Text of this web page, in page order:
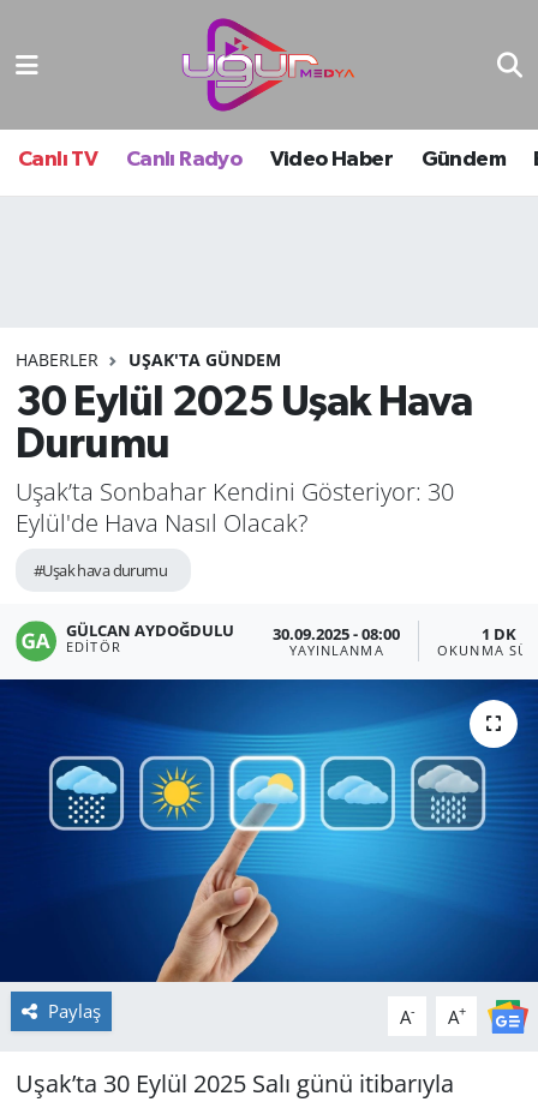
Canlı TV Canlı Radyo Video Haber Gündem
HABERLER UŞAK'TA GÜNDEM
30 Eylül 2025 Uşak Hava
Durumu
Uşak’ta Sonbahar Kendini Gösteriyor: 30
Eylül'de Hava Nasıl Olacak?
#Uşak hava durumu
GÜLCAN AYDOĞDULU
EDITÖR
30.09.2025 - 08:00
YAYINLANMA
1 DK
OKUNMA
Paylaş A- A+
Uşak’ta 30 Eylül 2025 Salı günü itibarıyla
Nöbetçi Eczaneler
Hava Durumu
Tüm Manşetler
Son Dakika Haberleri
Haber Arşivi